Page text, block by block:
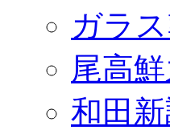
ガラ
尾高
和田